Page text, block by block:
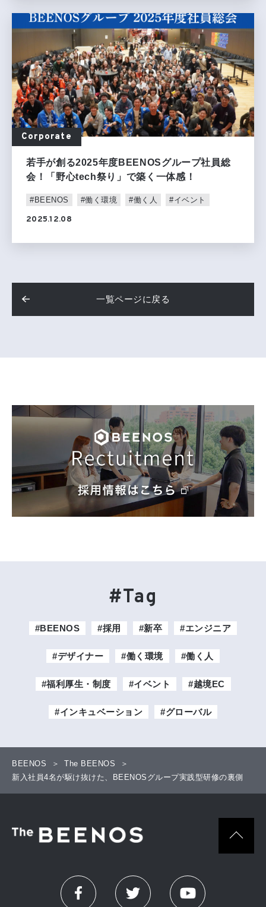
Corporate
若手が創る2025年度BEENOSグループ社員総
会！「野心tech祭り」で築く一体感！
#BEENOS #働く環境 #働く人 #イベント
2025.12.08
一覧ページに戻る
#Tag
#BEENOS #採用 #新卒 #エンジニア
#デザイナー #働く環境 #働く人
#福利厚生・制度 #イベント #越境EC
#インキュベーション #グローバル
BEENOS
The BEENOS
新入社員4名が駆け抜けた、BEENOSグループ実践型研修の裏側